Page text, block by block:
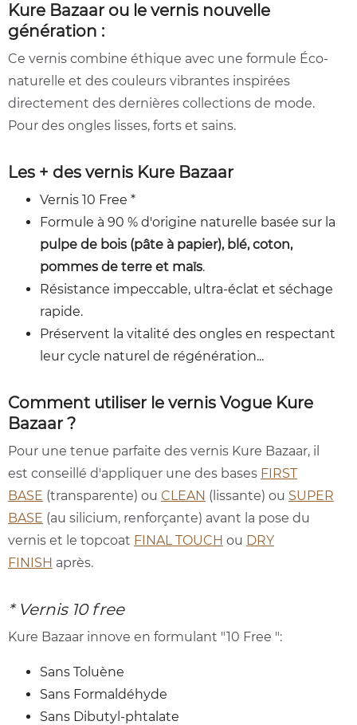
Kure Bazaar ou le vernis nouvelle
génération :
Ce vernis combine éthique avec une formule Éco-
naturelle et des couleurs vibrantes inspirées
directement des dernières collections de mode.
Pour des ongles lisses, forts et sains.
Les + des vernis Kure Bazaar
Vernis 10 Free *
Formule à 90 % d'origine naturelle basée sur la
pulpe de bois (pâte à papier), blé, coton,
pommes de terre et maïs.
Résistance impeccable, ultra-éclat et séchage
rapide.
Préservent la vitalité des ongles en respectant
leur cycle naturel de régénération...
Comment utiliser le vernis Vogue Kure
Bazaar ?
Pour une tenue parfaite des vernis Kure Bazaar, il
est conseillé d'appliquer une des bases FIRST
BASE (transparente) ou CLEAN (lissante) ou SUPER
BASE (au silicium, renforçante) avant la pose du
vernis et le topcoat FINAL TOUCH ou DRY
FINISH après.
* Vernis 10 free
Kure Bazaar innove en formulant "10 Free ":
Sans Toluène
Sans Formaldéhyde
Sans Dibutyl-phtalate